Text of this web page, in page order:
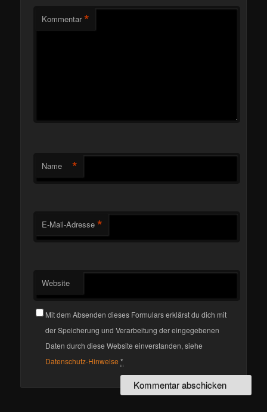
Kommentar *
Name *
E-Mail-Adresse *
Website
Mit dem Absenden dieses Formulars erklärst du dich mit
der Speicherung und Verarbeitung der eingegebenen
Daten durch diese Website einverstanden, siehe
Datenschutz-Hinweise *